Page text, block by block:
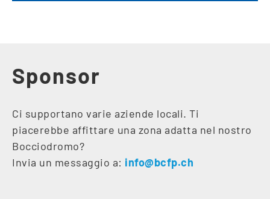
Sponsor
Ci supportano varie aziende locali. Ti
piacerebbe affittare una zona adatta nel nostro
Bocciodromo?
Invia un messaggio a: info@bcfp.ch